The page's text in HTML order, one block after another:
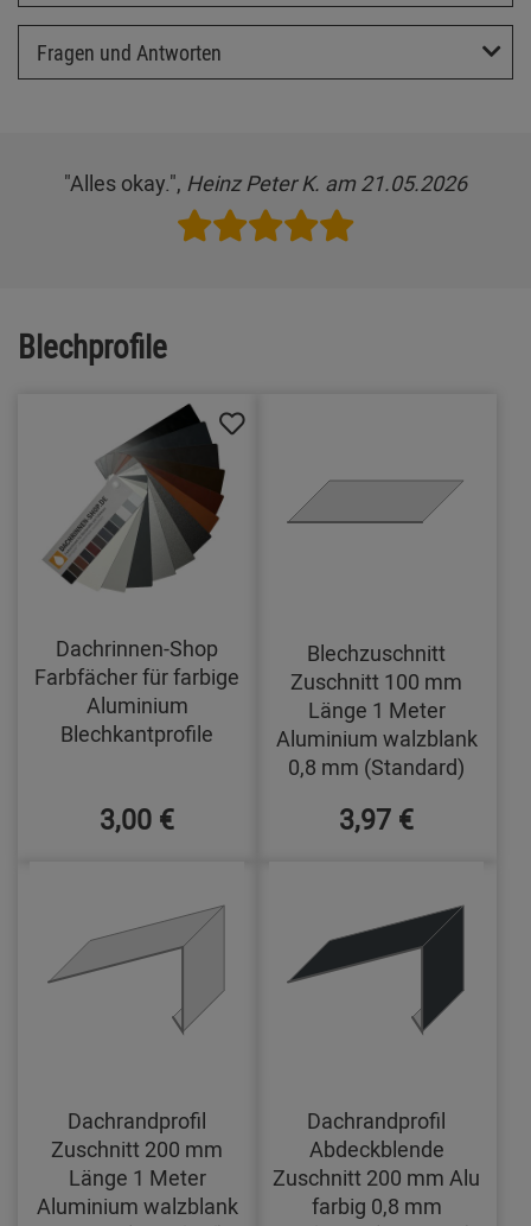
Fragen und Antworten
"Alles okay.", Heinz Peter K. am 21.05.2026
Blechprofile
Dachrinnen-Shop
Farbfächer für farbige
Aluminium
Blechkantprofile
3,00 €
Blechzuschnitt
Zuschnitt 100 mm
Länge 1 Meter
Aluminium walzblank
0,8 mm (Standard)
3,97 €
Dachrandprofil
Zuschnitt 200 mm
Länge 1 Meter
Aluminium walzblank
Dachrandprofil
Abdeckblende
Zuschnitt 200 mm Alu
farbig 0,8 mm